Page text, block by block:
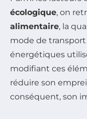
écologique, on
alimentaire, la
mode de transport
énergétiques
modifiant ces
réduire son
conséquent, son